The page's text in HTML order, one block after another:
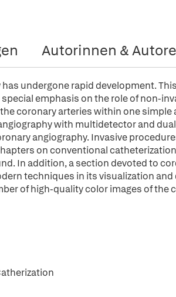
Autorinnen &
undergone rapid development.
emphasis on the role of non-
coronary arteries within one simple
with multidetector and
angiography. Invasive
on conventional
In addition, a section devoted to
techniques in its visualization
of high-quality color images of the